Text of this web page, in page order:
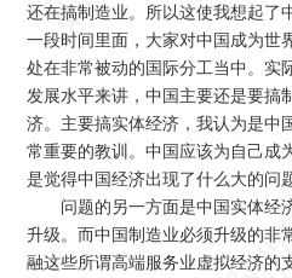
还在搞制造业。所以这使我想起了
一段时间里面，大家对中国成为世
处在非常被动的国际分工当中。实
发展水平来讲，中国主要还是要搞
济。主要搞实体经济，我认为是中
常重要的教训。中国应该为自己成
是觉得中国经济出现了什么大的问
问题的另一方面是中国实体经
升级。而中国制造业必须升级的非
融这些所谓高端服务业虚拟经济的